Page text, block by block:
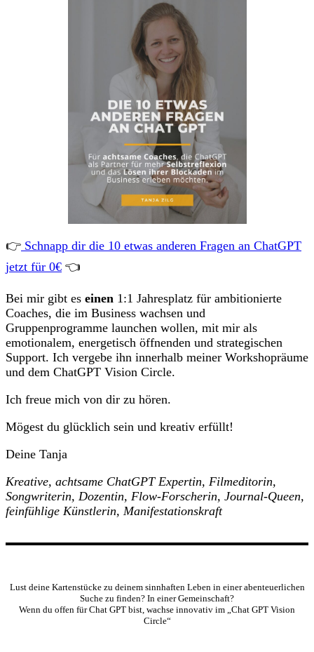
👉 Schnapp dir die 10 etwas anderen Fragen an ChatGPT
jetzt für 0€ 👈
Bei mir gibt es einen 1:1 Jahresplatz für ambitionierte
Coaches, die im Business wachsen und
Gruppenprogramme launchen wollen, mit mir als
emotionalem, energetisch öffnenden und strategischen
Support. Ich vergebe ihn innerhalb meiner Workshopräume
und dem ChatGPT Vision Circle.
Ich freue mich von dir zu hören.
Mögest du glücklich sein und kreativ erfüllt!
Deine Tanja
Kreative, achtsame ChatGPT Expertin, Filmeditorin,
Songwriterin, Dozentin, Flow-Forscherin, Journal-Queen,
feinfühlige Künstlerin, Manifestationskraft
Lust deine Kartenstücke zu deinem sinnhaften Leben in einer abenteuerlichen
Suche zu finden? In einer Gemeinschaft?
Wenn du offen für Chat GPT bist, wachse innovativ im „Chat GPT Vision
Circle“